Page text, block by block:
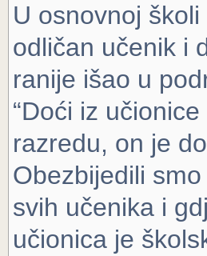
U osnovnoj
odličan učenik i
ranije išao u
“Doći iz
razredu, on je
Obezbijedili
svih učenika i
učionica je